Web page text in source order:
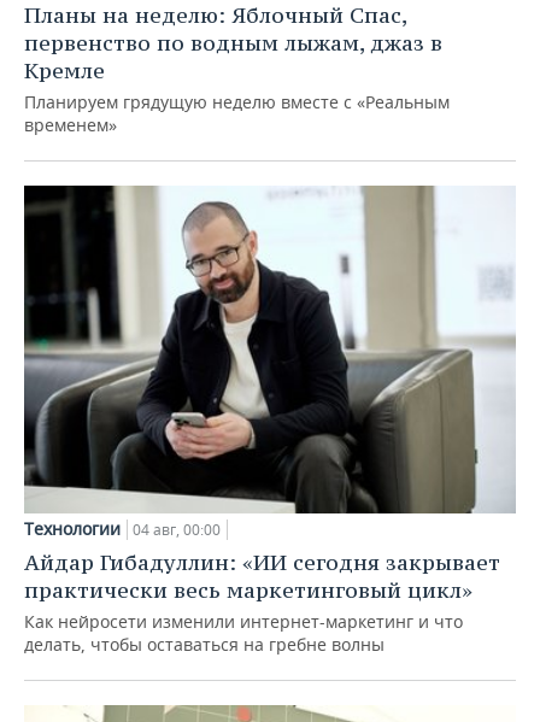
Планы на неделю: Яблочный Спас,
первенство по водным лыжам, джаз в
Кремле
Планируем грядущую неделю вместе с «Реальным
временем»
Технологии 04 авг, 00:00
Айдар Гибадуллин: «ИИ сегодня закрывает
практически весь маркетинговый цикл»
Как нейросети изменили интернет-маркетинг и что
делать, чтобы оставаться на гребне волны